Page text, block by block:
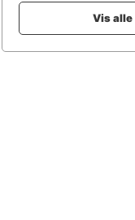
Vis alle